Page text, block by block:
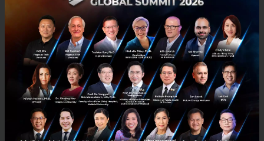
และ Didi Kuaidi
ในช่วงซัมเมอร์ที่ผ่านมา ทั้ง Uber และ Didi Kuaidi สองบริษัท startups
รายใหญ่ที่ให้บริการเรียกรถแท็กซี่กำลังวางแผนที่จะระดมเงินลงทุนเพิ่ม
เพื่อหวังจะฮุบพื้นที่ส่วนแบ่งในตลาดจีน......
กันยายน 11, 2015 | ByTechsauce Team
Uber Startup didikuaidi Investment